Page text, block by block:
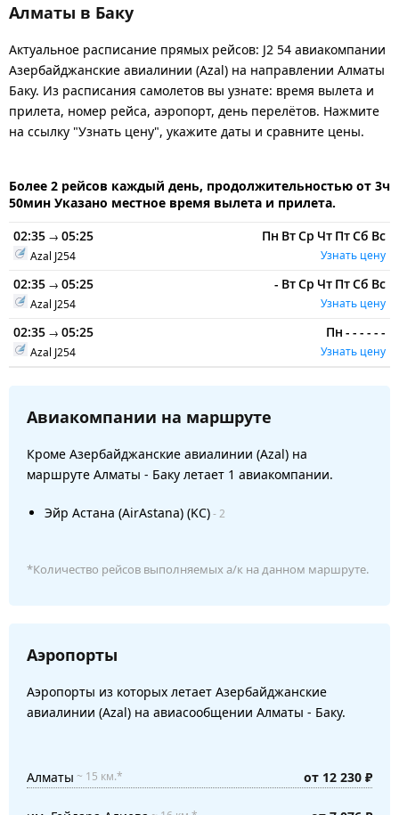
Алматы в Баку
Актуальное расписание прямых рейсов: J2 54 авиакомпании
Азербайджанские авиалинии (Azal) на направлении Алматы
Баку. Из расписания самолетов вы узнате: время вылета и
прилета, номер рейса, аэропорт, день перелётов. Нажмите
на ссылку "Узнать цену", укажите даты и сравните цены.
Более 2 рейсов каждый день, продолжительностью от 3ч
50мин Указано местное время вылета и прилета.
02:35 → 05:25
Azal J254
Пн ВтСр Чт ПтСб Вс
Узнать цену
02:35 → 05:25
Azal J254
- ВтСр Чт ПтСб Вс
Узнать цену
02:35 → 05:25
Azal J254
Пн - - - - - -
Узнать цену
Авиакомпании на маршруте
Кроме Азербайджанские авиалинии (Azal) на
маршруте Алматы - Баку летает 1 авиакомпании.
Эйр Астана (AirAstana) (KC)- 2
*Количество рейсов выполняемых а/к на данном маршруте.
Аэропорты
Аэропорты из которых летает Азербайджанские
авиалинии (Azal) на авиасообщении Алматы - Баку.
Алматы ~ 15 км.* от 12 230 ₽